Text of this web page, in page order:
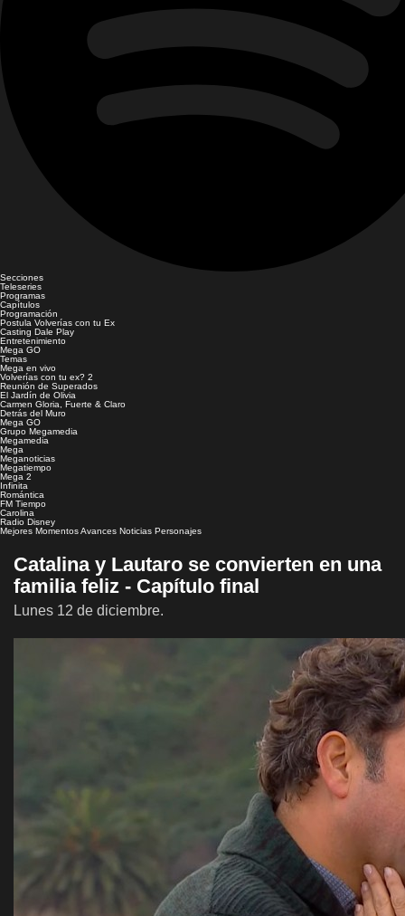
Secciones
Teleseries
Programas
Capítulos
Programación
Postula Volverías con tu Ex
Casting Dale Play
Entretenimiento
Mega GO
Temas
Mega en vivo
Volverías con tu ex? 2
Reunión de Superados
El Jardín de Olivia
Carmen Gloria, Fuerte & Claro
Detrás del Muro
Mega GO
Grupo Megamedia
Megamedia
Mega
Meganoticias
Megatiempo
Mega 2
Infinita
Romántica
FM Tiempo
Carolina
Radio Disney
Mejores MomentosAvances Noticias Personajes
Catalina y Lautaro se convierten en una
familia feliz - Capítulo final
Lunes 12 de diciembre.